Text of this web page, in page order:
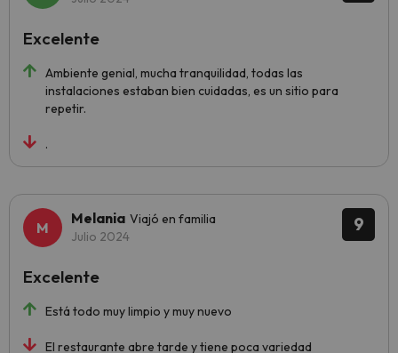
Ambiente genial, mucha tranquilidad, todas las
instalaciones estaban bien cuidadas, es un sitio para
repetir.
.
Excelente
9
Melania Viajó en familia
Julio 2024
Está todo muy limpio y muy nuevo
El restaurante abre tarde y tiene poca variedad
Excelente